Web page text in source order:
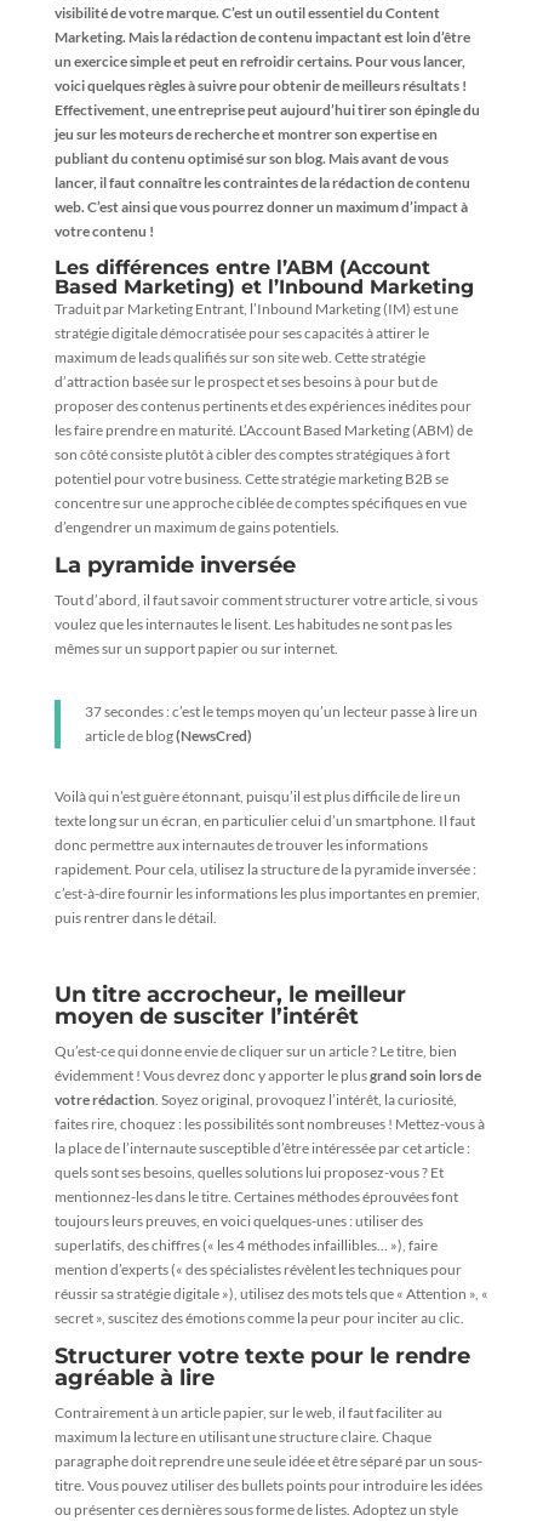
visibilité de votre marque. C’est un outil essentiel du Content
Marketing. Mais la rédaction de contenu impactant est loin d’être
un exercice simple et peut en refroidir certains. Pour vous lancer,
voici quelques règles à suivre pour obtenir de meilleurs résultats !
Effectivement, une entreprise peut aujourd’hui tirer son épingle du
jeu sur les moteurs de recherche et montrer son expertise en
publiant du contenu optimisé sur son blog. Mais avant de vous
lancer, il faut connaître les contraintes de la rédaction de contenu
web. C’est ainsi que vous pourrez donner un maximum d’impact à
votre contenu !
Les différences entre l’ABM (Account
Based Marketing) et l’Inbound Marketing
Traduit par Marketing Entrant, l’Inbound Marketing (IM) est une
stratégie digitale démocratisée pour ses capacités à attirer le
maximum de leads qualifiés sur son site web. Cette stratégie
d’attraction basée sur le prospect et ses besoins à pour but de
proposer des contenus pertinents et des expériences inédites pour
les faire prendre en maturité. L’Account Based Marketing (ABM) de
son côté consiste plutôt à cibler des comptes stratégiques à fort
potentiel pour votre business. Cette stratégie marketing B2B se
concentre sur une approche ciblée de comptes spécifiques en vue
d’engendrer un maximum de gains potentiels.
La pyramide inversée
Tout d’abord, il faut savoir comment structurer votre article, si vous
voulez que les internautes le lisent. Les habitudes ne sont pas les
mêmes sur un support papier ou sur internet.
37 secondes : c’est le temps moyen qu’un lecteur passe à lire un
article de blog(NewsCred)
Voilà qui n’est guère étonnant, puisqu’il est plus difficile de lire un
texte long sur un écran, en particulier celui d’un smartphone. Il faut
donc permettre aux internautes de trouver les informations
rapidement. Pour cela, utilisez la structure de la pyramide inversée :
c’est-à-dire fournir les informations les plus importantes en premier,
puis rentrer dans le détail.
Un titre accrocheur, le meilleur
moyen de susciter l’intérêt
Qu’est-ce qui donne envie de cliquer sur un article ? Le titre, bien
évidemment ! Vous devrez donc y apporter le plusgrand soin lors de
votre rédaction. Soyez original, provoquez l’intérêt, la curiosité,
faites rire, choquez : les possibilités sont nombreuses ! Mettez-vous à
la place de l’internaute susceptible d’être intéressée par cet article :
quels sont ses besoins, quelles solutions lui proposez-vous ? Et
mentionnez-les dans le titre. Certaines méthodes éprouvées font
toujours leurs preuves, en voici quelques-unes : utiliser des
superlatifs, des chiffres (« les 4 méthodes infaillibles… »), faire
mention d’experts (« des spécialistes révèlent les techniques pour
réussir sa stratégie digitale »), utilisez des mots tels que « Attention », «
secret », suscitez des émotions comme la peur pour inciter au clic.
Structurer votre texte pour le rendre
agréable à lire
Contrairement à un article papier, sur le web, il faut faciliter au
maximum la lecture en utilisant une structure claire. Chaque
paragraphe doit reprendre une seule idée et être séparé par un sous-
titre. Vous pouvez utiliser des bullets points pour introduire les idées
ou présenter ces dernières sous forme de listes. Adoptez un style